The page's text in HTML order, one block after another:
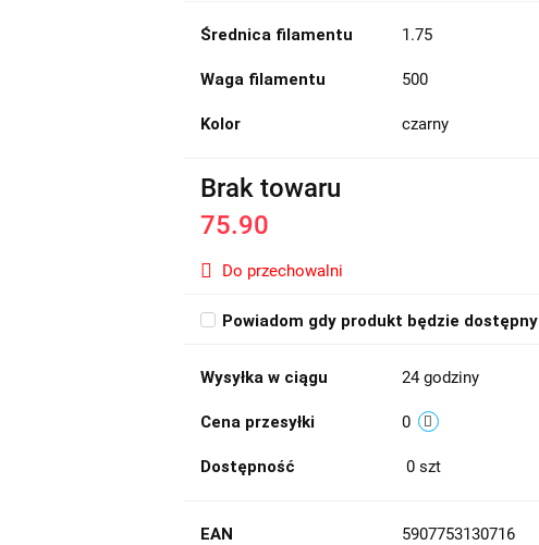
Średnica filamentu 1.75
Waga filamentu 500
Kolor czarny
Brak towaru
75.90
Do przechowalni
Powiadom gdy produkt będzie dostępny
Wysyłka w ciągu 24 godziny
Cena przesyłki 0
Dostępność 0 szt
EAN 5907753130716